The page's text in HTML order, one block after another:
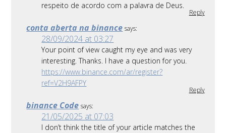
respeito de acordo com a palavra de Deus.
Reply
conta aberta na binance says:
28/09/2024 at 03:27
Your point of view caught my eye and was very
interesting. Thanks. I have a question for you.
https://www.binance.com/ar/register?
ref=V2H9AFPY
Reply
binance Code says:
21/05/2025 at 07:03
I don’t think the title of your article matches the